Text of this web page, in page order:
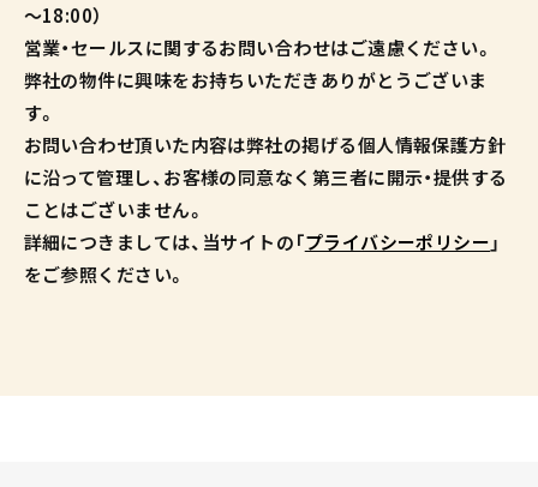
～18:00）
営業・セールスに関するお問い合わせはご遠慮ください。
弊社の物件に興味をお持ちいただきありがとうございま
す。
お問い合わせ頂いた内容は弊社の掲げる個人情報保護方針
に沿って管理し、お客様の同意なく第三者に開示・提供する
ことはございません。
詳細につきましては、当サイトの「プライバシーポリシー」
をご参照ください。